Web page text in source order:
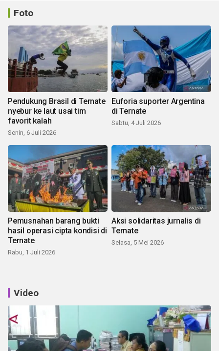
Foto
Pendukung Brasil di Ternate
nyebur ke laut usai tim
favorit kalah
Senin, 6 Juli 2026
Euforia suporter Argentina
di Ternate
Sabtu, 4 Juli 2026
Pemusnahan barang bukti
hasil operasi cipta kondisi di
Ternate
Rabu, 1 Juli 2026
Aksi solidaritas jurnalis di
Ternate
Selasa, 5 Mei 2026
Video